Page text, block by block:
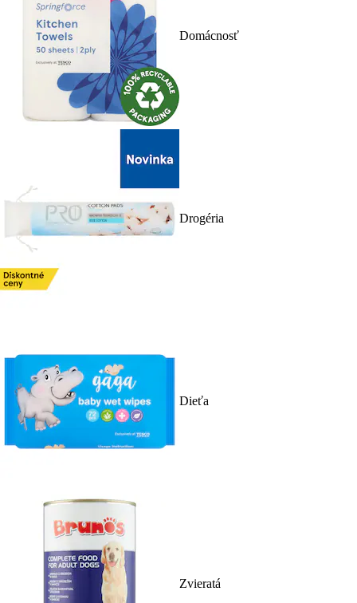
Domácnosť
Drogéria
Dieťa
Zvieratá